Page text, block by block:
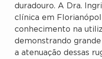
duradouro. A Dra.
clínica em
conhecimento na
demonstrando
a atenuação dessas